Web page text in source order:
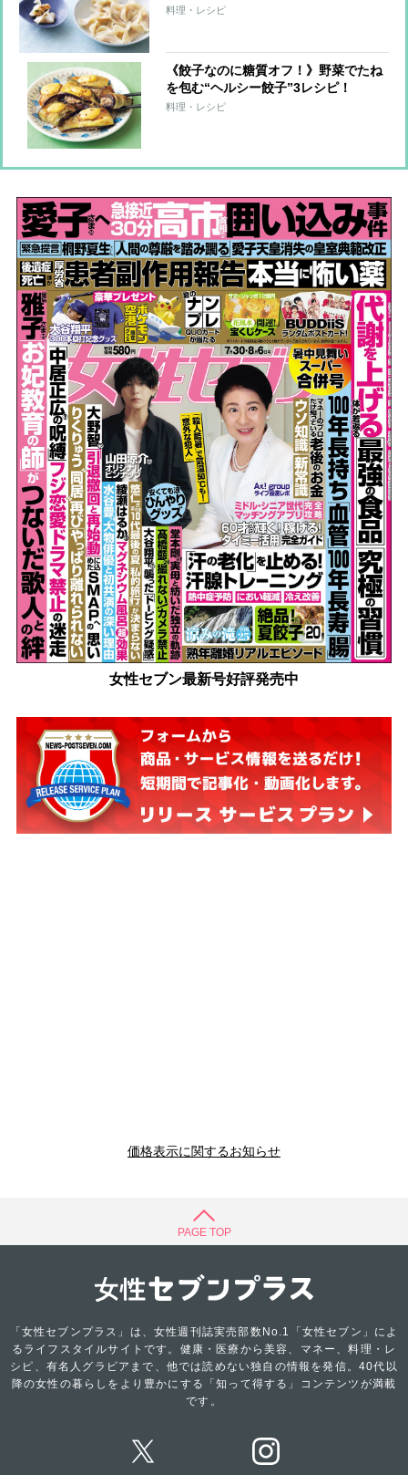
で大満足！
料理・レシピ
《餃子なのに糖質オフ！》野菜でたね
を包む“ヘルシー餃子”3レシピ！
料理・レシピ
女性セブン最新号好評発売中
価格表示に関するお知らせ
PAGE TOP
「女性セブンプラス」は、女性週刊誌実売部数No.1「女性セブン」によ
るライフスタイルサイトです。健康・医療から美容、マネー、料理・レ
シピ、有名人グラビアまで、他では読めない独自の情報を発信。40代以
降の女性の暮らしをより豊かにする「知って得する」コンテンツが満載
です。